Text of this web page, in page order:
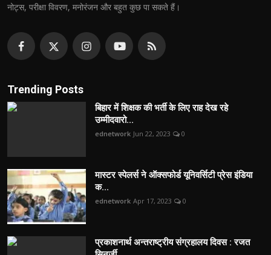
नोट्स, परीक्षा विवरण, मनोरंजन और बहुत कुछ पा सकते हैं।
Trending Posts
बिहार में शिक्षक की भर्ती के लिए राह देख रहे
उम्मीदवारो...
ednetwork Jun 22, 2023 0
मास्टर स्पेलर्स ने ऑक्सफोर्ड यूनिवर्सिटी प्रेस इंडिया
क...
ednetwork Apr 17, 2023 0
प्रकाशनार्थ अन्तराष्ट्रीय संग्रहालय दिवस : रजत